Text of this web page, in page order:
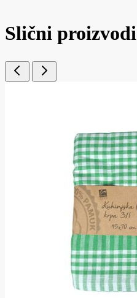
Slični proizvodi